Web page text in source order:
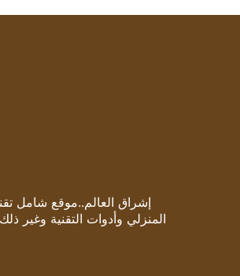
إشراق العالم..موقع شامل
المنزلي وأدوات التقنية وغير